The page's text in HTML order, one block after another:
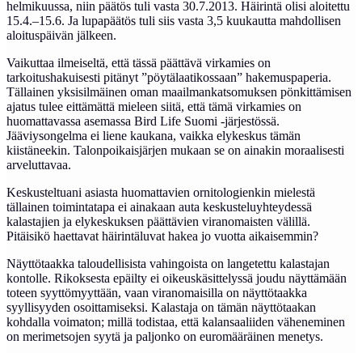
helmikuussa, niin päätös tuli vasta 30.7.2013. Häirintä olisi aloitettu
15.4.–15.6. Ja lupapäätös tuli siis vasta 3,5 kuukautta mahdollisen
aloituspäivän jälkeen.
Vaikuttaa ilmeiseltä, että tässä päättävä virkamies on
tarkoitushakuisesti pitänyt ”pöytälaatikossaan” hakemuspaperia.
Tällainen yksisilmäinen oman maailmankatsomuksen pönkittämisen
ajatus tulee eittämättä mieleen siitä, että tämä virkamies on
huomattavassa asemassa Bird Life Suomi -järjestössä.
Jääviysongelma ei liene kaukana, vaikka elykeskus tämän
kiistäneekin. Talonpoikaisjärjen mukaan se on ainakin moraalisesti
arveluttavaa.
Keskusteltuani asiasta huomattavien ornitologienkin mielestä
tällainen toimintatapa ei ainakaan auta keskusteluyhteydessä
kalastajien ja elykeskuksen päättävien viranomaisten välillä.
Pitäisikö haettavat häirintäluvat hakea jo vuotta aikaisemmin?
Näyttötaakka taloudellisista vahingoista on langetettu kalastajan
kontolle. Rikoksesta epäilty ei oikeuskäsittelyssä joudu näyttämään
toteen syyttömyyttään, vaan viranomaisilla on näyttötaakka
syyllisyyden osoittamiseksi. Kalastaja on tämän näyttötaakan
kohdalla voimaton; millä todistaa, että kalansaaliiden väheneminen
on merimetsojen syytä ja paljonko on euromääräinen menetys.